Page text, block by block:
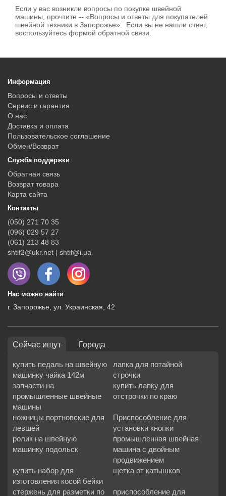
Если у вас возникли вопросы по покупке швейной
машины, прочтите -- «Вопросы и ответы для покупателей
швейной техники в Запорожье». Если вы не нашли ответ,
воспользуйтесь формой обратной связи.
Информация
Вопросы и ответы
Сервис и гарантия
О нас
Доставка и оплата
Пользовательское соглашение
Обмен/Возврат
Служба поддержки
Обратная связь
Возврат товара
Карта сайта
Контакты
(050) 271 70 35
(096) 029 57 27
(061) 213 48 83
shtif2@ukr.net | shtif@i.ua
Нас можно найти
г. Запорожье, ул. Украинская, 42
Сейчас ищут Города
купить педаль на швейную
машинку чайка 142м
лапка для потайной
строчки
запчасти на
промышленные швейные
машины
купить лапку для
отстрочки по краю
ножницы портновские для
левшей
Приспособление для
установки кнопки
ролик на швейную
машинку подольск
промышленная швейная
машина с двойным
продвижением
купить набор для
изготовления косой бейки
щетка от катышков
стержень для разметки по приспособление для